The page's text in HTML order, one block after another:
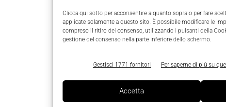
Clicca qui sotto per acconsentire a quanto sopra o per fare
applicate solamente a questo sito. È possibile modificare le
compreso il ritiro del consenso, utilizzando i pulsanti della
gestione del consenso nella parte inferiore dello schermo.
Gestisci 1771 fornitori Per saperne di più su
Accetta
Oltre la safety
Una situazione oggi ben nota in Shell Italia,
venture e consociate, ma che ha faticato ad
dell’azienda, il processo di consapevolezza
Complice la mancanza di obblighi di legge,
un’azienda e, soprattutto, comprendere